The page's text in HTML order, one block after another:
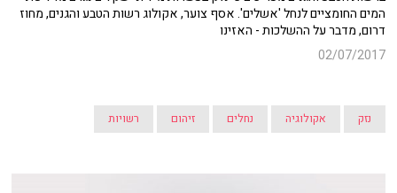
המים החומציים לנחל 'אשלים'. אסף צוער, אקולוג רשות הטבע והגנים, מחוז
דרום, מדבר על ההשלכות - האזינו
02/07/2017
נזק אקולוגיה נחלים זיהום רשויות